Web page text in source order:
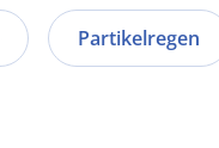
Partikelregen